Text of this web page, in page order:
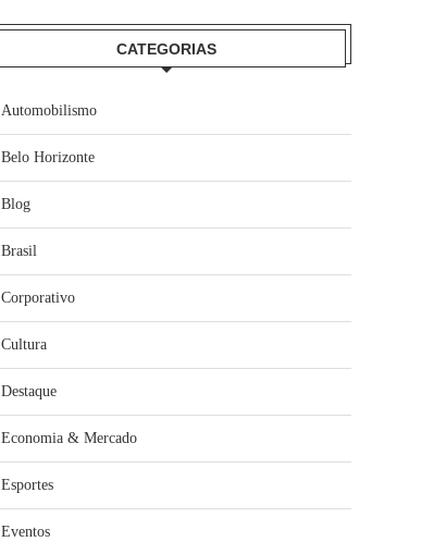
CATEGORIAS
Automobilismo
Belo Horizonte
Blog
Brasil
Corporativo
Cultura
Destaque
Economia & Mercado
Esportes
Eventos